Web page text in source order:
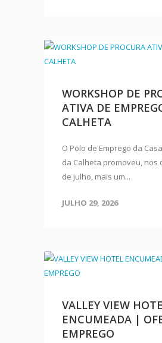
WORKSHOP DE
ATIVA DE
CALHETA
O Polo de Emprego da
da Calheta promoveu, nos
de julho, mais um...
JULHO 29, 2026
VALLEY VIEW
ENCUMEADA |
EMPREGO